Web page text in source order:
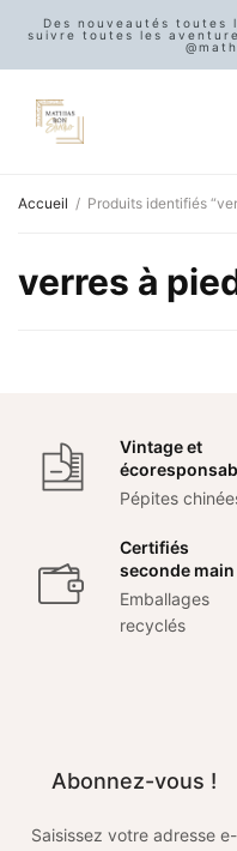
Des nouveautés toutes
suivre toutes les
Accueil / Produits identifiés
verres à
Vintage et
Pépites
Certifiés
seconde main
Emballages
recyclés
Abonnez-vous !
Saisissez votre adresse e-